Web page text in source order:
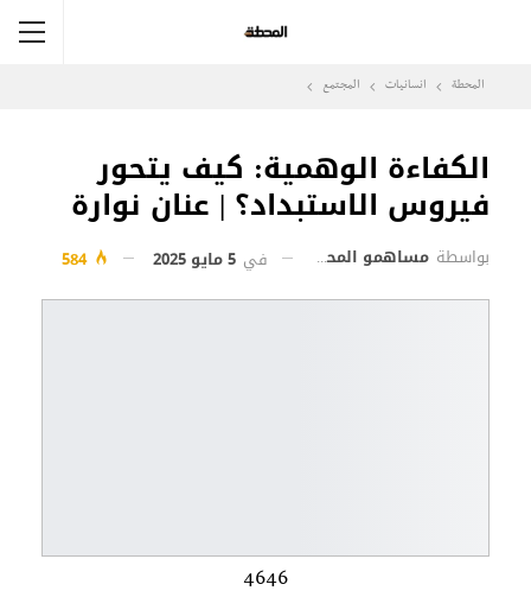
المحطة انسانيات المجتمع
الكفاءة الوهمية: كيف يتحور
فيروس الاستبداد؟ | عنان نوارة
بواسطة مساهمو المحطة في 5 مايو 2025 584
4646